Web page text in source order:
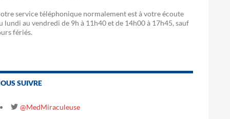
service téléphonique normalement est à votre écoute
lundi au vendredi de 9h à 11h40 et de 14h00 à 17h45, sauf
fériés.
SUIVRE
@MedMiraculeuse